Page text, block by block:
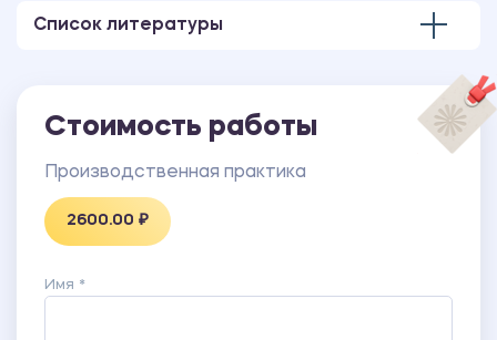
Список литературы
Стоимость работы
Производственная практика
2600.00 ₽
Имя *